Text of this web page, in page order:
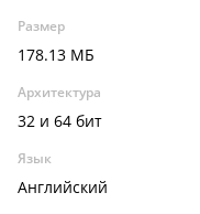
Размер
178.13 МБ
Архитектура
32 и 64 бит
Язык
Английский